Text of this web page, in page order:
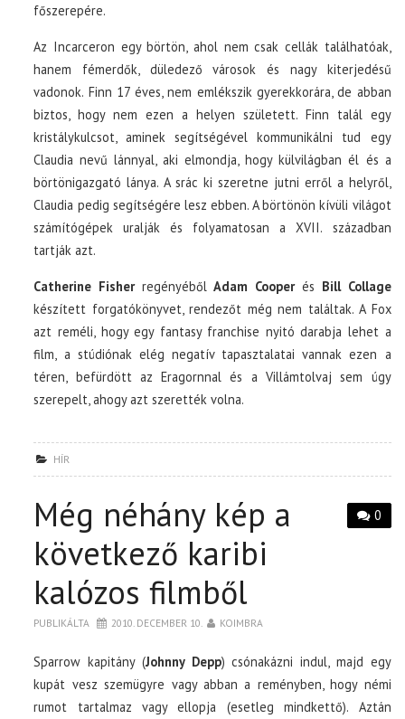
főszerepére.
Az Incarceron egy börtön, ahol nem csak cellák találhatóak,
hanem fémerdők, düledező városok és nagy kiterjedésű
vadonok. Finn 17 éves, nem emlékszik gyerekkorára, de abban
biztos, hogy nem ezen a helyen született. Finn talál egy
kristálykulcsot, aminek segítségével kommunikálni tud egy
Claudia nevű lánnyal, aki elmondja, hogy külvilágban él és a
börtönigazgató lánya. A srác ki szeretne jutni erről a helyről,
Claudia pedig segítségére lesz ebben. A börtönön kívüli világot
számítógépek uralják és folyamatosan a XVII. században
tartják azt.
Catherine Fisherregényéből Adam Cooper és Bill Collage
készített forgatókönyvet, rendezőt még nem találtak. A Fox
azt reméli, hogy egy fantasy franchise nyitó darabja lehet a
film, a stúdiónak elég negatív tapasztalatai vannak ezen a
téren, befürdött az Eragornnal és a Villámtolvaj sem úgy
szerepelt, ahogy azt szerették volna.
HÍR
0
Még néhány kép a
következő karibi
kalózos filmből
PUBLIKÁLTA 2010. DECEMBER 10. KOIMBRA
Sparrow kapitány (Johnny Depp) csónakázni indul, majd egy
kupát vesz szemügyre vagy abban a reményben, hogy némi
rumot tartalmaz vagy ellopja (esetleg mindkettő). Aztán